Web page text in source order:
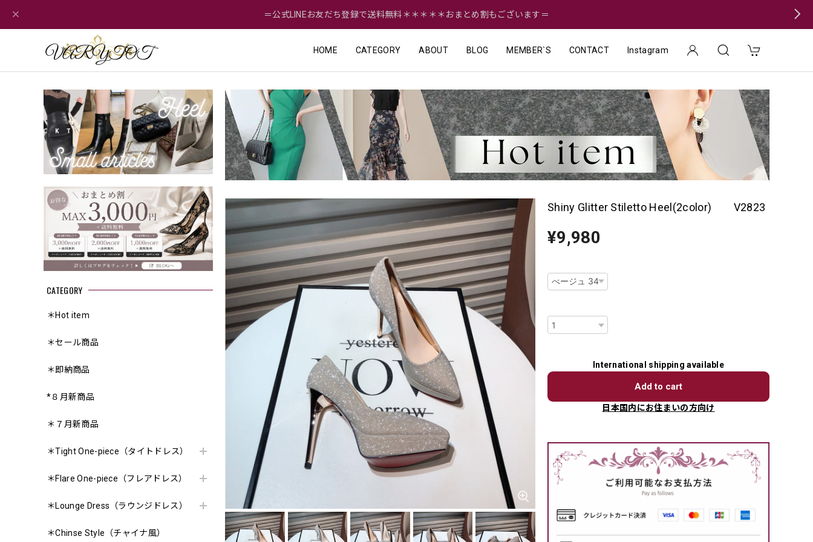
＝公式LINEお友だち登録で送料無料＊＊＊＊＊おまとめ割もございます＝
HOME CATEGORY ABOUT BLOG MEMBER`S CONTACT Instagram
CATEGORY
＊Hot item
＊セール商品
＊即納商品
*８月新商品
＊７月新商品
＊Tight One-piece（タイトドレス）
＊Flare One-piece（フレアドレス）
＊Lounge Dress（ラウンジドレス）
＊Chinse Style（チャイナ風）
Shiny Glitter Stiletto Heel(2color) V2823
¥9,980
International shipping available
Add to cart
日本国内にお住まいの方向け